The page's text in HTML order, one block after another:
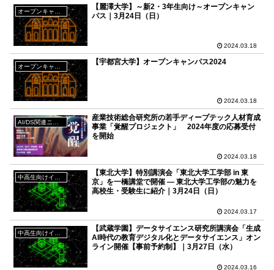
【麗澤大学】～新2・3年生向け～オープンキャン
パス｜3月24日（日）
2024.03.18
【宇都宮大学】オープンキャンパス2024
2024.03.18
産業技術総合研究所の若手ディープテック人材育成
事業「覚醒プロジェクト」 2024年度の応募受付
を開始
2024.03.18
中高生向けイベント
【東北大学】特別講演会「東北大学工学部 in 東
京」を一橋講堂で開催 ― 東北大学工学部の魅力を
高校生・受験生に紹介｜3月24日（日）
2024.03.17
【武蔵学園】データサイエンス研究所講演会「生成
AI時代の教育デジタル化とデータサイエンス」オン
ライン開催【事前予約制】｜3月27日（水）
2024.03.16